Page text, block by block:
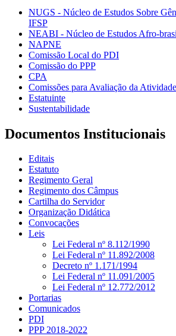
NUGS - Núcleo de Estudos Sobre
IFSP
NEABI - Núcleo de Estudos Afro-
NAPNE
Comissão Local do PDI
Comissão do PPP
CPA
Comissões para Avaliação da
Estatuinte
Sustentabilidade
Documentos Institucionais
Editais
Estatuto
Regimento Geral
Regimento dos Câmpus
Cartilha do Servidor
Organização Didática
Convocações
Leis
Lei Federal nº 8.112/1990
Lei Federal nº 11.892/2008
Decreto nº 1.171/1994
Lei Federal nº 11.091/2005
Lei Federal nº 12.772/2012
Portarias
Comunicados
PDI
PPP 2018-2022